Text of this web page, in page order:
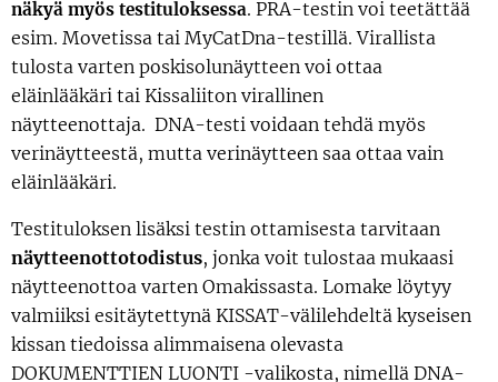
näkyä myös testituloksessa. PRA-testin voi teetättää
esim. Movetissa tai MyCatDna-testillä. Virallista
tulosta varten poskisolunäytteen voi ottaa
eläinlääkäri tai Kissaliiton virallinen
näytteenottaja. DNA-testi voidaan tehdä myös
verinäytteestä, mutta verinäytteen saa ottaa vain
eläinlääkäri.
Testituloksen lisäksi testin ottamisesta tarvitaan
näytteenottotodistus, jonka voit tulostaa mukaasi
näytteenottoa varten Omakissasta. Lomake löytyy
valmiiksi esitäytettynä KISSAT-välilehdeltä kyseisen
kissan tiedoissa alimmaisena olevasta
DOKUMENTTIEN LUONTI -valikosta, nimellä DNA-